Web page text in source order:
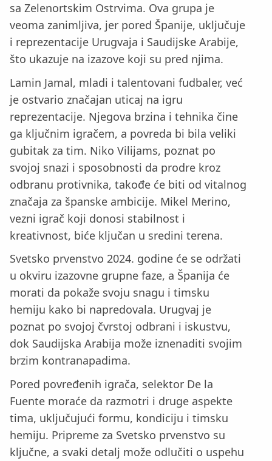
sa Zelenortskim Ostrvima. Ova grupa je
veoma zanimljiva, jer pored Španije, uključuje
i reprezentacije Urugvaja i Saudijske Arabije,
što ukazuje na izazove koji su pred njima.
Lamin Jamal, mladi i talentovani fudbaler, već
je ostvario značajan uticaj na igru
reprezentacije. Njegova brzina i tehnika čine
ga ključnim igračem, a povreda bi bila veliki
gubitak za tim. Niko Vilijams, poznat po
svojoj snazi i sposobnosti da prodre kroz
odbranu protivnika, takođe će biti od vitalnog
značaja za španske ambicije. Mikel Merino,
vezni igrač koji donosi stabilnost i
kreativnost, biće ključan u sredini terena.
Svetsko prvenstvo 2024. godine će se održati
u okviru izazovne grupne faze, a Španija će
morati da pokaže svoju snagu i timsku
hemiju kako bi napredovala. Urugvaj je
poznat po svojoj čvrstoj odbrani i iskustvu,
dok Saudijska Arabija može iznenaditi svojim
brzim kontranapadima.
Pored povređenih igrača, selektor De la
Fuente moraće da razmotri i druge aspekte
tima, uključujući formu, kondiciju i timsku
hemiju. Pripreme za Svetsko prvenstvo su
ključne, a svaki detalj može odlučiti o uspehu